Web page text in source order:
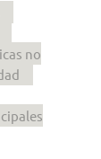
no